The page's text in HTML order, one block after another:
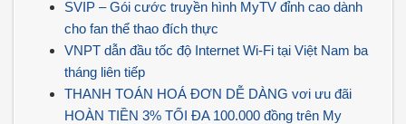
SVIP – Gói cước truyền hình MyTV đỉnh cao dành
cho fan thể thao đích thực
VNPT dẫn đầu tốc độ Internet Wi-Fi tại Việt Nam ba
tháng liên tiếp
THANH TOÁN HOÁ ĐƠN DỄ DÀNG vơi ưu đãi
HOÀN TIỀN 3% TỐI ĐA 100.000 đồng trên My